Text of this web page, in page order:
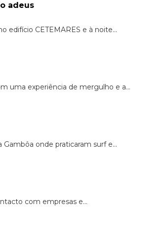
adeus
edifício CETEMARES e à noite...
uma experiência de mergulho e a...
onde praticaram surf e...
com empresas e...